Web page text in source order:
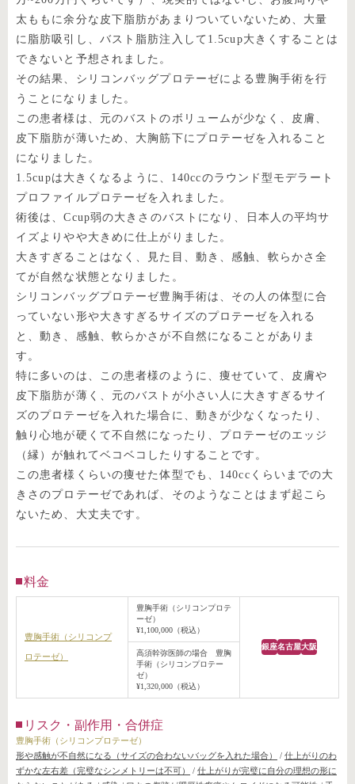
太ももに余分な皮下脂肪があまりついていないため、大量
に脂肪吸引し、バスト脂肪注入して1.5cup大きくすることは
できないと予想されました。
その結果、シリコンバッグプロテーゼによる豊胸手術を行
うことになりました。
この患者様は、元のバストのボリュームが少なく、皮膚、
皮下脂肪が薄いため、大胸筋下にプロテーゼを入れること
になりました。
1.5cupは大きくなるように、140ccのラウンド型モデラート
プロファイルプロテーゼを入れました。
術後は、Ccup弱の大きさのバストになり、日本人の平均サ
イズよりやや大きめに仕上がりました。
大きすぎることはなく、見た目、動き、感触、軟らかさ全
てが自然な状態となりました。
シリコンバッグプロテーゼ豊胸手術は、その人の体型に合
っていない形や大きすぎるサイズのプロテーゼを入れる
と、動き、感触、軟らかさが不自然になることがありま
す。
特に多いのは、この患者様のように、痩せていて、皮膚や
皮下脂肪が薄く、元のバストが小さい人に大きすぎるサイ
ズのプロテーゼを入れた場合に、動きが少なくなったり、
触り心地が硬くて不自然になったり、プロテーゼのエッジ
（縁）が触れてベコベコしたりすることです。
この患者様くらいの痩せた体型でも、140ccくらいまでの大
きさのプロテーゼであれば、そのようなことはまず起こら
ないため、大丈夫です。
料金
豊胸手術（シリコンプ
ロテーゼ）
豊胸手術（シリコンプロテ
ーゼ）
¥1,100,000（税込）
銀座名古屋大阪
高須幹弥医師の場合 豊胸
手術（シリコンプロテー
ゼ）
¥1,320,000（税込）
リスク・副作用・合併症
豊胸手術（シリコンプロテーゼ）
形や感触が不自然になる（サイズの合わないバッグを入れた場合）
/ 仕上がりのわ
ずかな左右差（完璧なシンメトリーは不可）
/ 仕上がりが完璧に自分の理想の形に